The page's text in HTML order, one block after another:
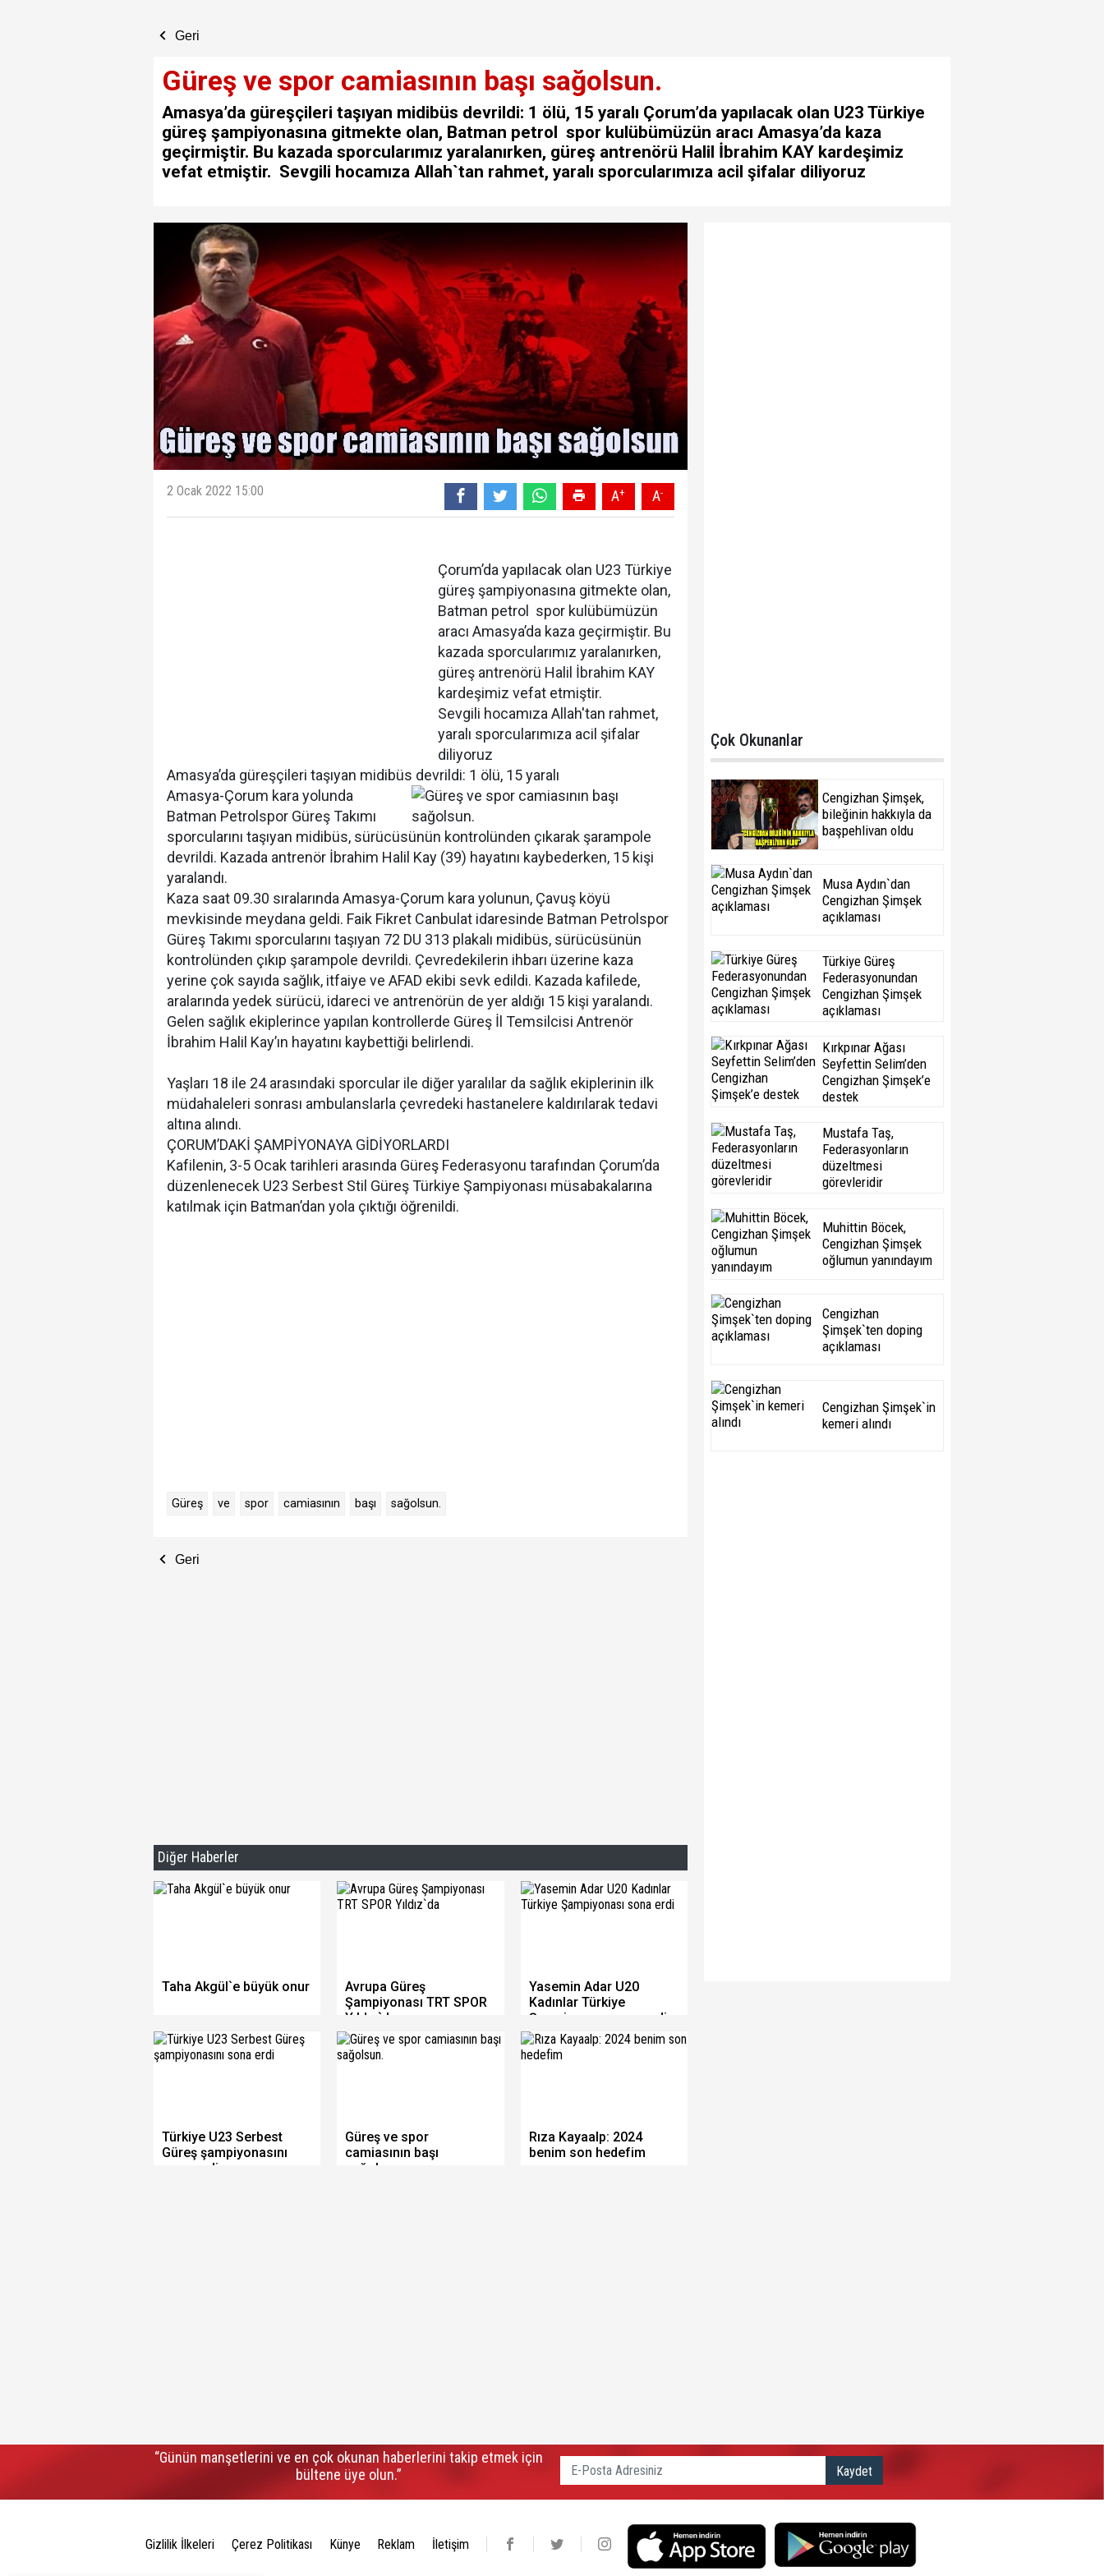
Geri
Güreş ve spor camiasının başı sağolsun.
Amasya’da güreşçileri taşıyan midibüs devrildi: 1 ölü, 15 yaralı Çorum’da yapılacak olan U23 Türkiye
güreş şampiyonasına gitmekte olan, Batman petrol spor kulübümüzün aracı Amasya’da kaza
geçirmiştir. Bu kazada sporcularımız yaralanırken, güreş antrenörü Halil İbrahim KAY kardeşimiz
vefat etmiştir. Sevgili hocamıza Allah`tan rahmet, yaralı sporcularımıza acil şifalar diliyoruz
2 Ocak 2022 15:00 A+ A-
Çorum’da yapılacak olan U23 Türkiye
güreş şampiyonasına gitmekte olan,
Batman petrol spor kulübümüzün
aracı Amasya’da kaza geçirmiştir. Bu
kazada sporcularımız yaralanırken,
güreş antrenörü Halil İbrahim KAY
kardeşimiz vefat etmiştir.
Sevgili hocamıza Allah'tan rahmet,
yaralı sporcularımıza acil şifalar
diliyoruz
Amasya’da güreşçileri taşıyan midibüs devrildi: 1 ölü, 15 yaralı
Amasya-Çorum kara yolunda
Batman Petrolspor Güreş Takımı
sporcularını taşıyan midibüs, sürücüsünün kontrolünden çıkarak şarampole
devrildi. Kazada antrenör İbrahim Halil Kay (39) hayatını kaybederken, 15 kişi
yaralandı.
Kaza saat 09.30 sıralarında Amasya-Çorum kara yolunun, Çavuş köyü
mevkisinde meydana geldi. Faik Fikret Canbulat idaresinde Batman Petrolspor
Güreş Takımı sporcularını taşıyan 72 DU 313 plakalı midibüs, sürücüsünün
kontrolünden çıkıp şarampole devrildi. Çevredekilerin ihbarı üzerine kaza
yerine çok sayıda sağlık, itfaiye ve AFAD ekibi sevk edildi. Kazada kafilede,
aralarında yedek sürücü, idareci ve antrenörün de yer aldığı 15 kişi yaralandı.
Gelen sağlık ekiplerince yapılan kontrollerde Güreş İl Temsilcisi Antrenör
İbrahim Halil Kay’ın hayatını kaybettiği belirlendi.
Yaşları 18 ile 24 arasındaki sporcular ile diğer yaralılar da sağlık ekiplerinin ilk
müdahaleleri sonrası ambulanslarla çevredeki hastanelere kaldırılarak tedavi
altına alındı.
ÇORUM’DAKİ ŞAMPİYONAYA GİDİYORLARDI
Kafilenin, 3-5 Ocak tarihleri arasında Güreş Federasyonu tarafından Çorum’da
düzenlenecek U23 Serbest Stil Güreş Türkiye Şampiyonası müsabakalarına
katılmak için Batman’dan yola çıktığı öğrenildi.
Güreş ve spor camiasının başı sağolsun.
Geri
Diğer Haberler
Taha Akgül`e büyük onur
Avrupa Güreş
Şampiyonası TRT SPOR
Yıldız`da
Yasemin Adar U20
Kadınlar Türkiye
Şampiyonası sona erdi
Türkiye U23 Serbest
Güreş şampiyonasını
sona erdi
Güreş ve spor
camiasının başı
sağolsun.
Rıza Kayaalp: 2024
benim son hedefim
Çok Okunanlar
Cengizhan Şimşek,
bileğinin hakkıyla da
başpehlivan oldu
Musa Aydın`dan
Cengizhan Şimşek
açıklaması
Türkiye Güreş
Federasyonundan
Cengizhan Şimşek
açıklaması
Kırkpınar Ağası
Seyfettin Selim’den
Cengizhan Şimşek’e
destek
Mustafa Taş,
Federasyonların
düzeltmesi
görevleridir
Muhittin Böcek,
Cengizhan Şimşek
oğlumun yanındayım
Cengizhan
Şimşek`ten doping
açıklaması
Cengizhan Şimşek`in
kemeri alındı
“Günün manşetlerini ve en çok okunan haberlerini takip etmek için
bültene üye olun.”
Kaydet
Gizlilik İlkeleri Çerez Politikası Künye Reklam İletişim